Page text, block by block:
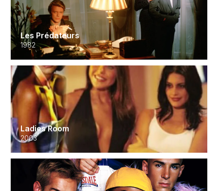
Les Prédateurs
1982
Ladies Room
2003